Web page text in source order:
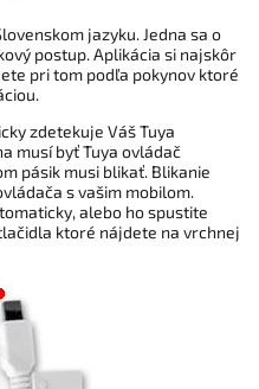
jazyku. Jedna sa o
postup. Aplikácia si najskôr
pri tom podľa pokynov ktoré
zdetekuje Váš Tuya
musí byť Tuya ovládač
pásik musi blikať. Blikanie
s vašim mobilom.
alebo ho spustite
ktoré nájdete na vrchnej